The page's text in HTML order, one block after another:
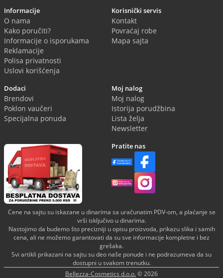
Informacije
O nama
Kako poručiti?
Informacije o isporukama
Reklamacije
Polisa privatnosti
Uslovi korišćenja
Korisnički servis
Kontakt
Povraćaj robe
Mapa sajta
Dodaci
Brendovi
Poklon vaučeri
Specijalna ponuda
Moj nalog
Moj nalog
Istorija porudžbina
Lista želja
Newsletter
Pratite nas
Cene na sajtu su iskazane u dinarima sa uračunatim PDV-om, a plaćanje se
vrši isključivo u dinarima.
Nastojimo da budemo što precizniji u opisu proizvoda, prikazu slika i samih
cena, ali ne možemo garantovati da su sve informacije kompletne i bez
grešaka.
Svi artikli prikazani na sajtu su deo naše ponude i ne podrazumeva da su
dostupni u svakom trenutku.
Bellezza-Cosmetics d.o.o.© 2026